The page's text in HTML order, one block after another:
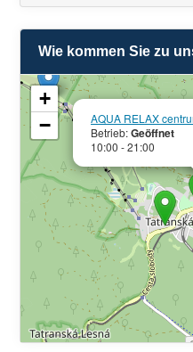
Wie kommen Sie zu
AQUA RELAX
Betrieb:Geöffnet
10:00 - 21:00
+
−